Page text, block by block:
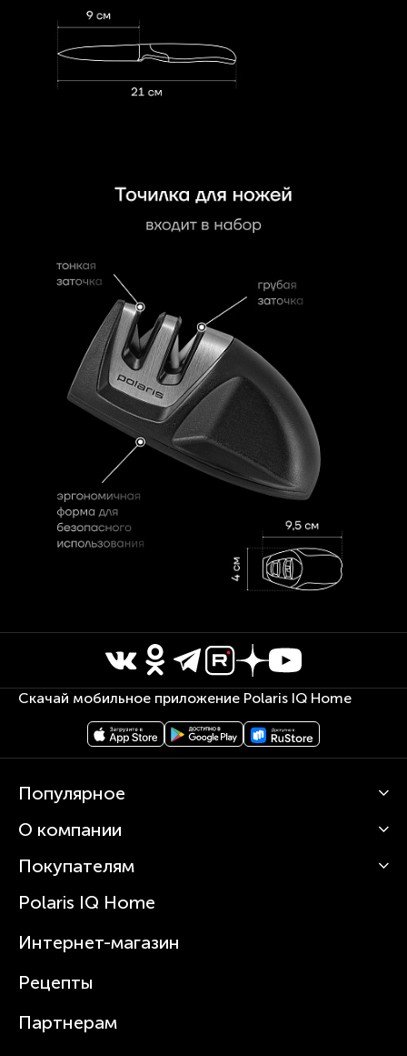
Скачай мобильное приложение Polaris IQ Home
Популярное
Кофемашины
Вертикальные пылесосы
Зубные щетки и ирригаторы
Увлажнители
Посуда
О компании
О Polaris
Статьи
Покупателям
Сервисные центры
Где купить
Polaris IQ Home
Интернет-магазин
Рецепты
Партнерам